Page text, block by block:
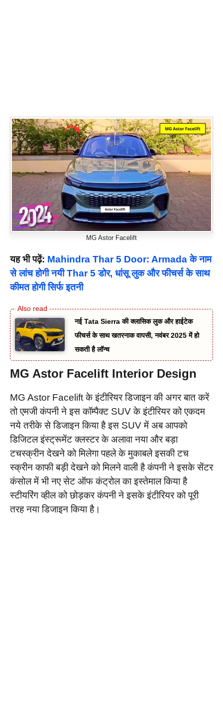
MG Astor Facelift
यह भी पढ़ें: Mahindra Thar 5 Door: Armada के नाम
से लांच होगी नयी Thar 5 डोर, धांसू लुक और फीचर्स के साथ
कीमत होगी सिर्फ इतनी
नई Tata Sierra की क्लासिक लुक और हाईटेक
फीचर्स के साथ खतरनाक वापसी, नवंबर 2025 में हो
सकती है लॉन्च
MG Astor Facelift Interior Design
MG Astor Facelift के इंटीरियर डिजाइन की अगर बात करें
तो एमजी कंपनी ने इस कॉम्पैक्ट SUV के इंटीरियर को एकदम
नये तरीके से डिजाइन किया है इस SUV में अब आपको
डिजिटल इंस्ट्रूमेंट क्लस्टर के अलावा नया और बड़ा
टचस्क्रीन देखने को मिलेगा पहले के मुकाबले इसकी टच
स्क्रीन काफी बड़ी देखने को मिलने वाली है कंपनी ने इसके सेंटर
कंसोल में भी नए सेट ऑफ कंट्रोल का इस्तेमाल किया है
स्टीयरिंग व्हील को छोड़कर कंपनी ने इसके इंटीरियर को पूरी
तरह नया डिजाइन किया है।